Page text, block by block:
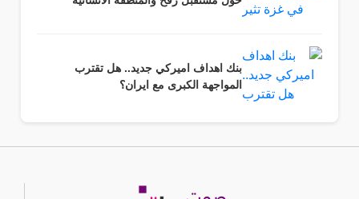
بنك اهداف اميركي جديد.. هل تقترب
المواجهة الكبرى مع ايران؟